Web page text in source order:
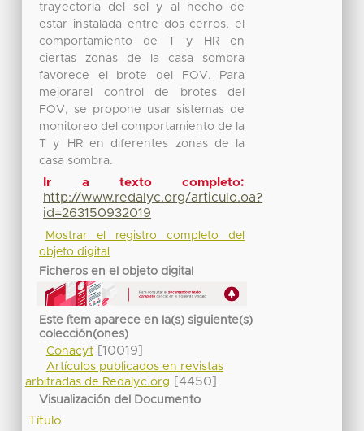
trayectoria del sol y al hecho de
estar instalada entre dos cerros, el
comportamiento de T y HR en
ciertas zonas de la casa sombra
favorece el brote del FOV. Para
mejorarel control de brotes del
FOV, se propone usar sistemas de
monitoreo del comportamiento de la
T y HR en diferentes zonas de la
casa sombra.
Ir a texto completo:
http://www.redalyc.org/articulo.oa?
id=263150932019
Mostrar el registro completo del
objeto digital
Ficheros en el objeto digital
Este ítem aparece en la(s) siguiente(s)
colección(ones)
Conacyt[10019]
Artículos publicados en revistas
arbitradas de Redalyc.org
[4450]
Visualización del Documento
Título